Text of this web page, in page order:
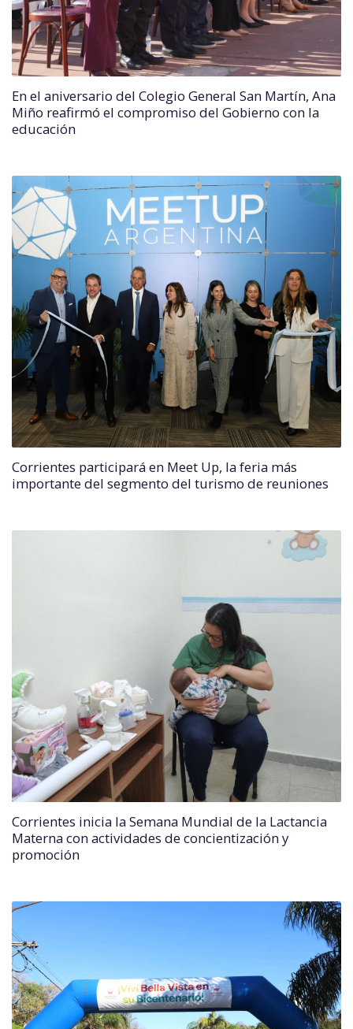
En el aniversario del Colegio General San Martín, Ana
Miño reafirmó el compromiso del Gobierno con la
educación
Corrientes participará en Meet Up, la feria más
importante del segmento del turismo de reuniones
Corrientes inicia la Semana Mundial de la Lactancia
Materna con actividades de concientización y
promoción